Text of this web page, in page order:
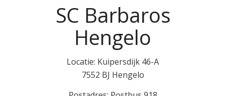
SC Barbaros
Hengelo
Locatie: Kuipersdijk 46-A
7552 BJ Hengelo